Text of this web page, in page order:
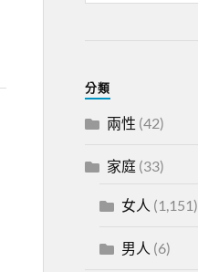
分類
兩性 (42)
家庭(33)
女人 (1,151)
男人 (6)